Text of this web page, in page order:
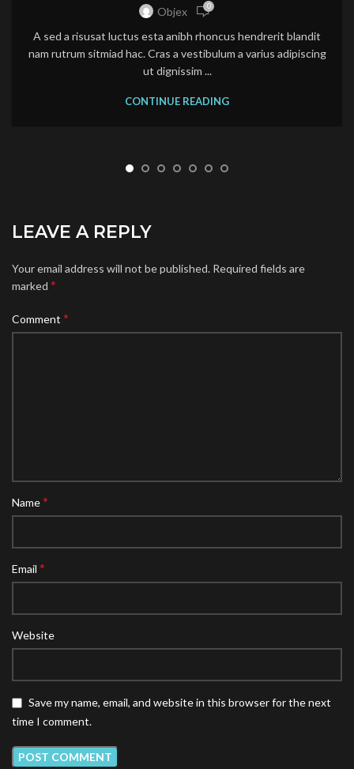
Objex 0
A sed a risusat luctus esta anibh rhoncus hendrerit blandit
nam rutrum sitmiad hac. Cras a vestibulum a varius adipiscing
ut dignissim ...
CONTINUE READING
LEAVE A REPLY
Your email address will not be published. Required fields are
marked *
Comment *
Name*
Email *
Website
Save my name, email, and website in this browser for the next
time I comment.